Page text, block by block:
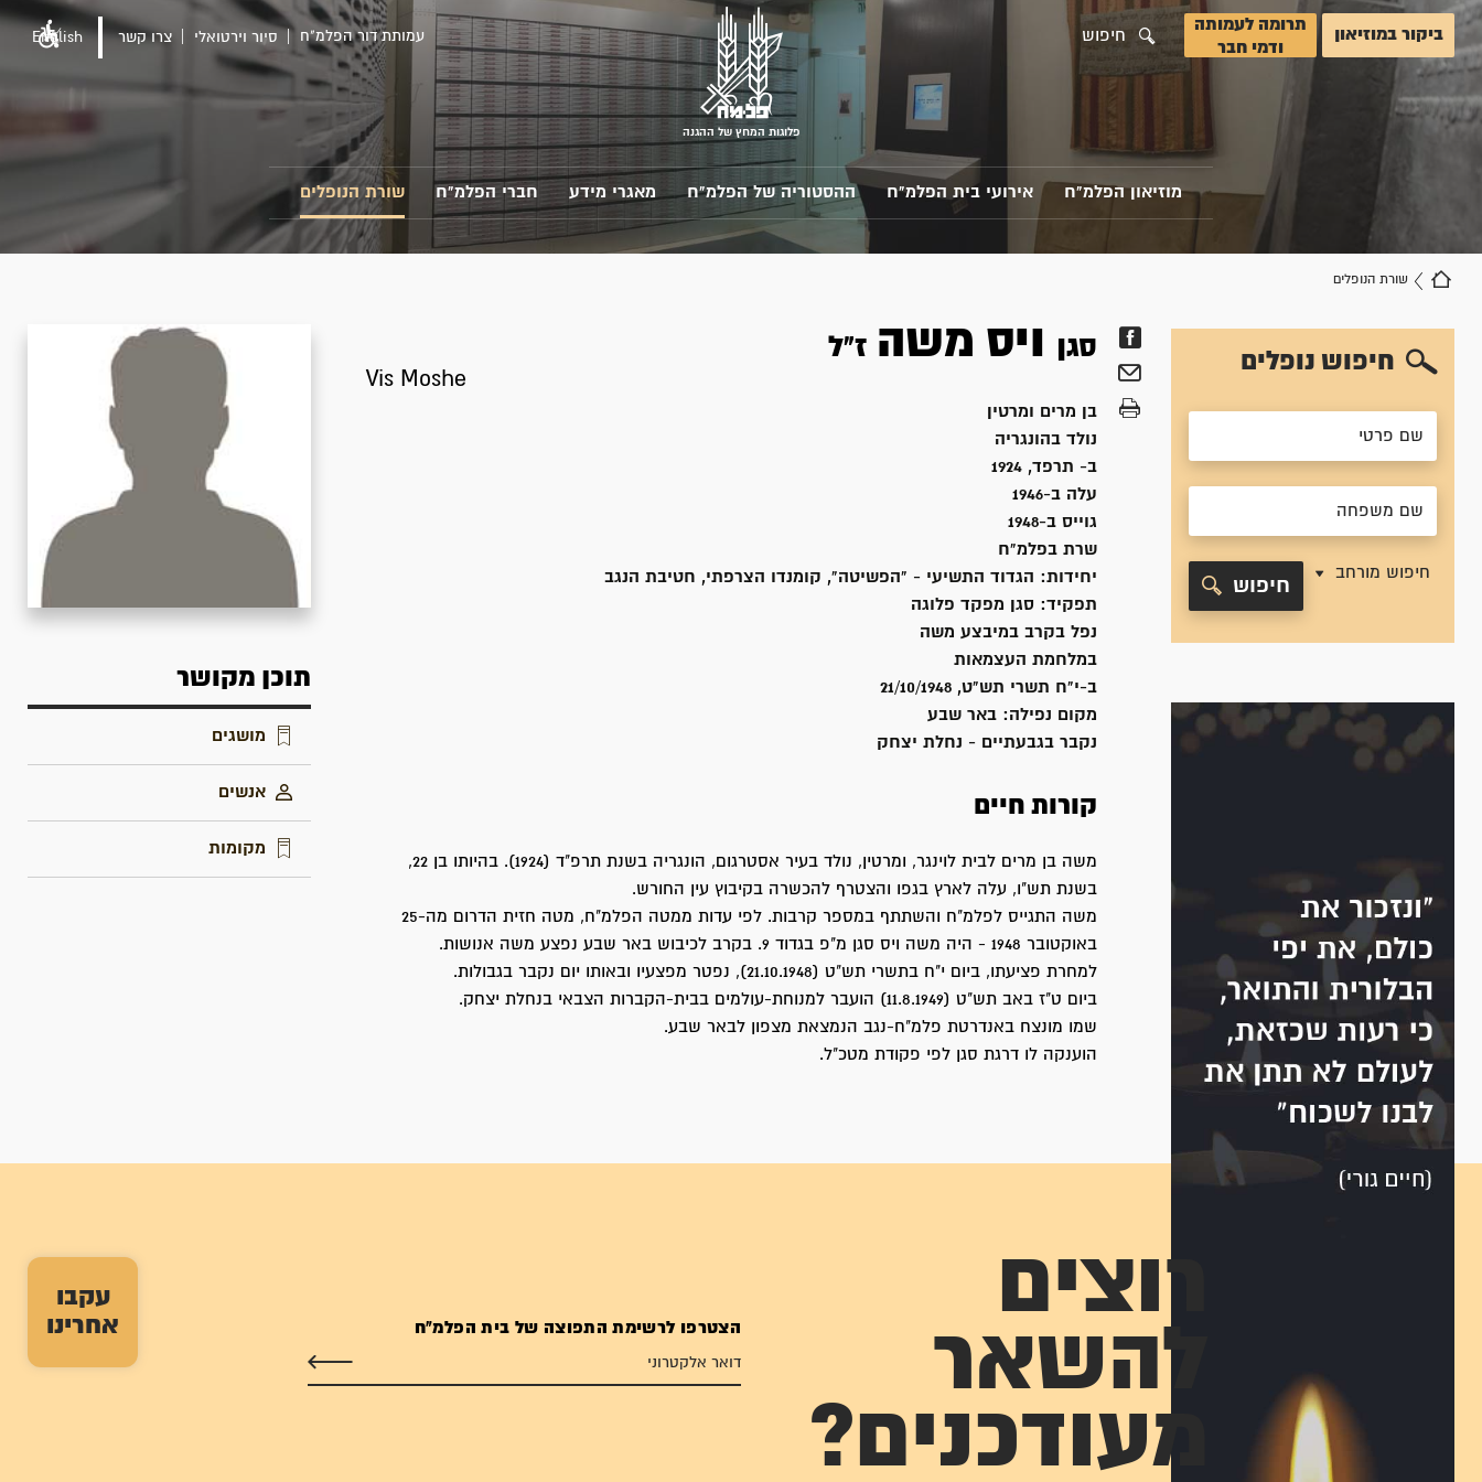
עקבו
אחרינו
ביקור במוזיאון
תרומה לעמותה
ודמי חבר
חיפוש
פלוגות המחץ של ההגנה
עמותת דור הפלמ"ח סיור וירטואלי צרו קשר English
מוזיאון הפלמ"ח אירועי בית הפלמ"ח ההסטוריה של הפלמ"ח מאגרי מידע חברי הפלמ"ח שורת הנופלים
שורת הנופלים
חיפוש נופלים
חיפוש מורחב
חיפוש
סגן ויס משה ז"ל
Vis Moshe
בן מרים ומרטין
נולד בהונגריה
ב- תרפד, 1924
עלה ב-1946
גוייס ב-1948
שרת בפלמ"ח
יחידות: הגדוד התשיעי - "הפשיטה", קומנדו הצרפתי, חטיבת הנגב
תפקיד: סגן מפקד פלוגה
נפל בקרב במיבצע משה
במלחמת העצמאות
ב-י"ח תשרי תש"ט, 21/10/1948
מקום נפילה: באר שבע
נקבר בגבעתיים - נחלת יצחק
קורות חיים
משה בן מרים לבית לוינגר, ומרטין, נולד בעיר אסטרגום, הונגריה בשנת תרפ"ד (1924). בהיותו בן 22,
בשנת תש"ו, עלה לארץ בגפו והצטרף להכשרה בקיבוץ עין החורש.
משה התגייס לפלמ"ח והשתתף במספר קרבות. לפי עדות ממטה הפלמ"ח, מטה חזית הדרום מה-25
באוקטובר 1948 - היה משה ויס סגן מ"פ בגדוד 9. בקרב לכיבוש באר שבע נפצע משה אנושות.
למחרת פציעתו, ביום י"ח בתשרי תש"ט (21.10.1948), נפטר מפצעיו ובאותו יום נקבר בגבולות.
ביום ט"ז באב תש"ט (11.8.1949) הועבר למנוחת-עולמים בבית-הקברות הצבאי בנחלת יצחק.
שמו מונצח באנדרטת פלמ"ח-נגב הנמצאת מצפון לבאר שבע.
הוענקה לו דרגת סגן לפי פקודת מטכ"ל.
תוכן מקושר
מושגים
אנשים
מקומות
רוצים
להשאר
מעודכנים?
הצטרפו לרשימת התפוצה של בית הפלמ"ח